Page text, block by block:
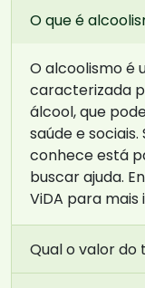
O que é
O alcoolismo é
caracterizada
álcool, que
saúde e
conhece está
buscar ajuda.
ViDA para mais
Qual o valor